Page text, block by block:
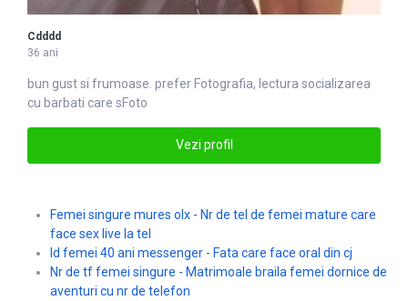
Cdddd
36 ani
bun gust si frumoase. prefer Fotografia, lectura socializarea
cu barbati care sFoto
Vezi profil
Femei singure mures olx - Nr de tel de femei mature care
face sex live la tel
Id femei 40 ani messenger - Fata care face oral din cj
Nr de tf femei singure - Matrimoale braila femei dornice de
aventuri cu nr de telefon